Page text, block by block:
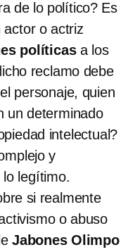
de lo político? Es
o actriz
políticasa los
reclamo debe
personaje, quien
un determinado
intelectual?
y
legítimo.
si realmente
o abuso
Jabones Olimpo